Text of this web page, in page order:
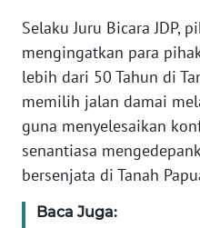
Selaku Juru Bicara JDP,
mengingatkan para
lebih dari 50 Tahun di
memilih jalan damai
guna menyelesaikan
senantiasa
bersenjata di Tanah
Baca Juga:
KEPRI
WN
PAPUA
WN
PAPUA
BARAT